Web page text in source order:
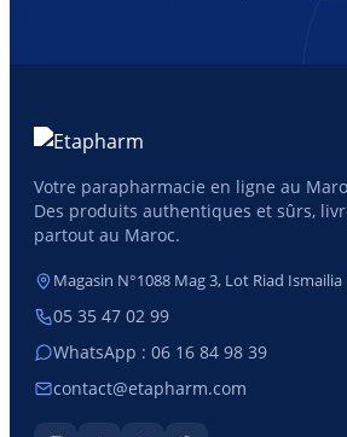
Votre parapharmacie en ligne au
Des produits authentiques et sûrs,
partout au Maroc.
Magasin N°1088 Mag 3, Lot Riad
05 35 47 02 99
WhatsApp : 06 16 84 98 39
contact@etapharm.com